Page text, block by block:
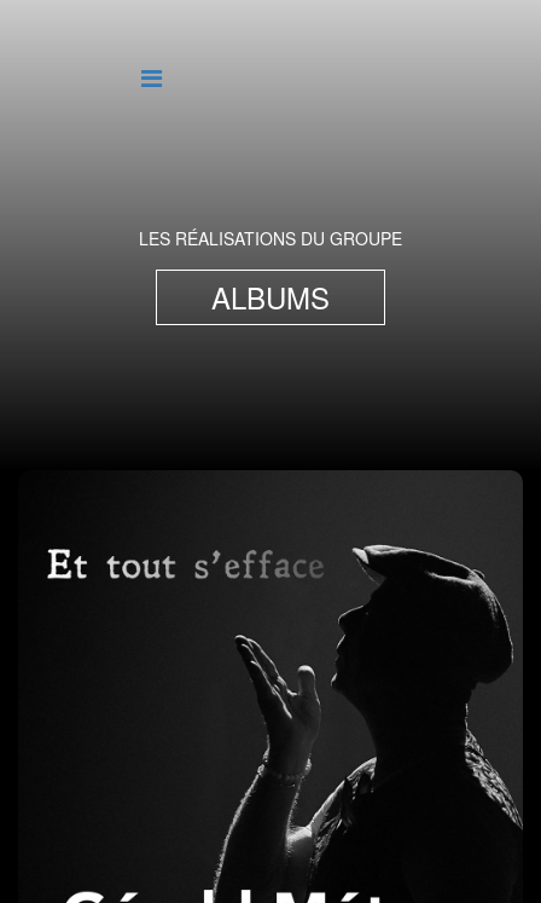
LES RÉALISATIONS DU GROUPE
ALBUMS